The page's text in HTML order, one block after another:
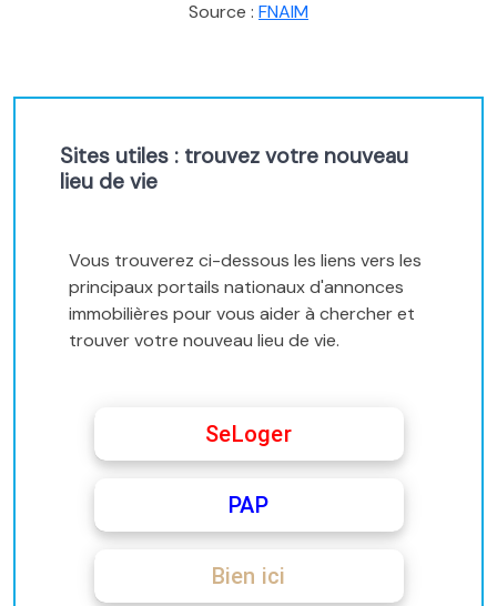
Source : FNAIM
Sites utiles : trouvez votre nouveau
lieu de vie
Vous trouverez ci-dessous les liens vers les
principaux portails nationaux d'annonces
immobilières pour vous aider à chercher et
trouver votre nouveau lieu de vie.
SeLoger
PAP
Bien ici